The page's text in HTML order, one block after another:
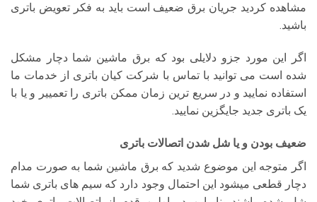
مشاهده کردید جریان برق ضعیف است باید به فکر تعویض باتری
باشید.
اگر این مورد جزو دلایلی بود که برق ماشین شما دچار مشکل
شده است می توانید با تماس با شرکت کیان باتری از خدمات ما
استفاده نمایید و در سریع ترین زمان ممکن باتری را تعمییر و یا با
یک باتری جدید جایگزین نمایید.
ضعیف بودن و یا شل شدن اتصالات باتری
اگر متوجه این موضوع شدید که برق ماشین شما به صورت مدام
دچار قطعی میشود این احتمال وجود دارد که سیم های باتری شما